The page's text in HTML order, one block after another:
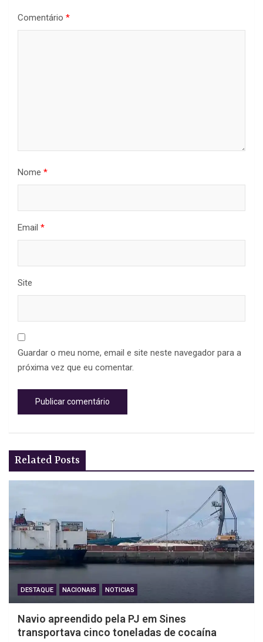
Comentário *
Nome *
Email *
Site
Guardar o meu nome, email e site neste navegador para a
próxima vez que eu comentar.
Related Posts
DESTAQUE NACIONAIS NOTICIAS
Navio apreendido pela PJ em Sines
transportava cinco toneladas de cocaína